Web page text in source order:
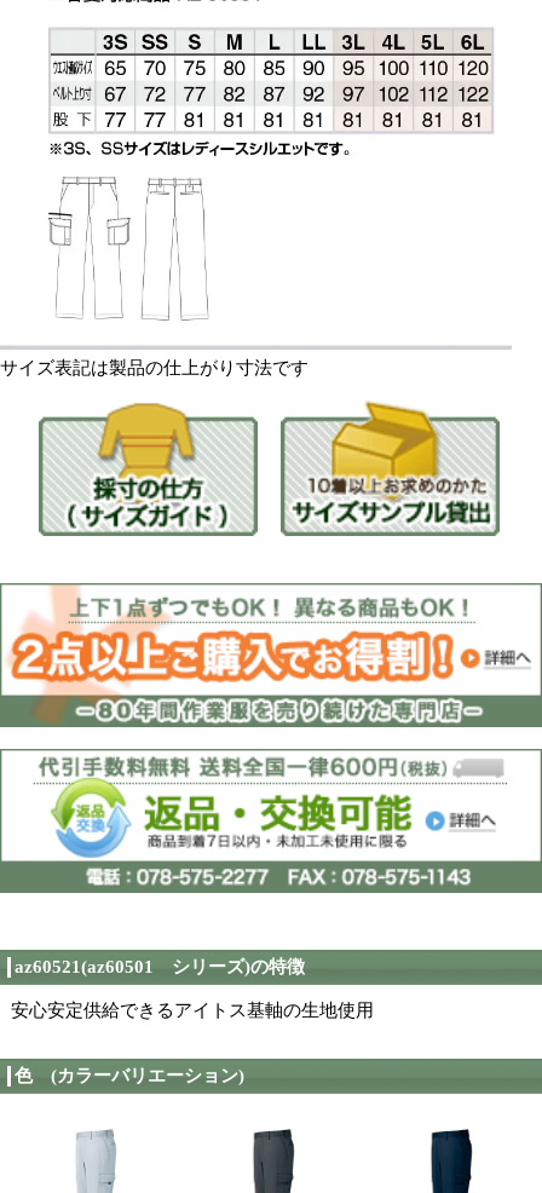
カタログ
←左側のカタログ画
カーのカタログが見
製造者
アイトス株式会社
在庫情報
当サイトに掲載され
秋冬カタログ
春夏カタログ